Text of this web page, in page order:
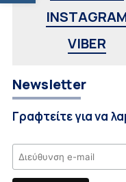
VIBER
Newsletter
Γραφτείτε για να